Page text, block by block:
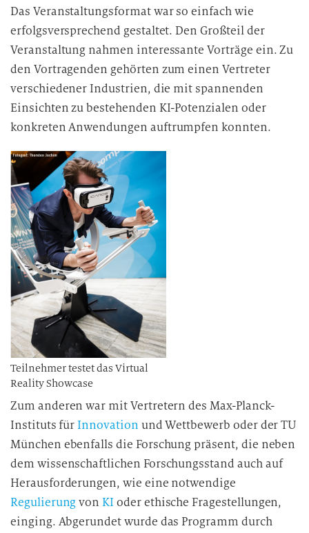
Das Veranstaltungsformat war so einfach wie
erfolgsversprechend gestaltet. Den Großteil der
Veranstaltung nahmen interessante Vorträge ein. Zu
den Vortragenden gehörten zum einen Vertreter
verschiedener Industrien, die mit spannenden
Einsichten zu bestehenden KI-Potenzialen oder
konkreten Anwendungen auftrumpfen konnten.
Teilnehmer testet das Virtual
Reality Showcase
Zum anderen war mit Vertretern des Max-Planck-
Instituts fürInnovation und Wettbewerb oder der TU
München ebenfalls die Forschung präsent, die neben
dem wissenschaftlichen Forschungsstand auch auf
Herausforderungen, wie eine notwendige
RegulierungvonKI oder ethische Fragestellungen,
einging. Abgerundet wurde das Programm durch